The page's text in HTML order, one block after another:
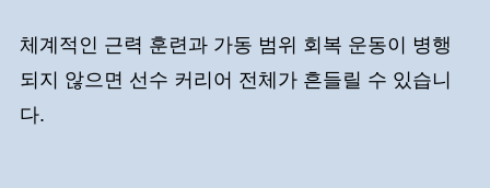
체계적인 근력 훈련과 가동 범위 회복 운동이 병행
되지 않으면 선수 커리어 전체가 흔들릴 수 있습니
다.